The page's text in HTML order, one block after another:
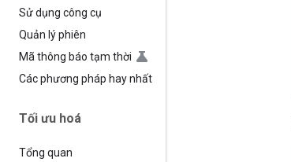
Sử dụng công cụ
Quản lý phiên
Mã thông báo tạm thời
Các phương pháp hay nhất
Tối ưu hoá
Tổng quan